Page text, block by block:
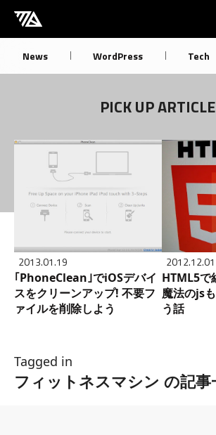
[M] mbdb [モバデビ]
News WordPress Tech
PICK UP ARTICLE
2013.01.19
｢PhoneClean｣でiOSデバイ
スをクリーンアップ! 不要フ
ァイルを削除しよう
2012.12.01
HTML5で
魔法のjs
う話
Tagged in
フィットネスマシン の記事